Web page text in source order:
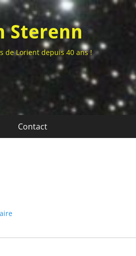
Sterenn
de Lorient depuis 40 ans !
Contact